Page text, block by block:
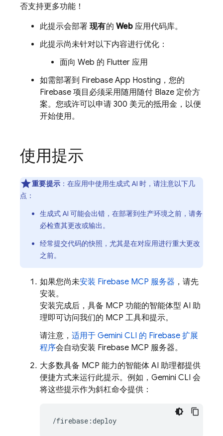
否支持更多功能！
此提示会部署 现有的 Web 应用代码库。
此提示尚未针对以下内容进行优化：
面向 Web 的 Flutter 应用
如需部署到 Firebase App Hosting，您的
Firebase 项目必须采用随用随付 Blaze 定价方
案。您或许可以申请 300 美元的抵用金，以便
开始使用。
使用提示
重要提示 ：在应用中使用生成式 AI 时，请注意以下几
点：
生成式 AI 可能会出错，在部署到生产环境之前，请务
必检查其更改或输出。
经常提交代码的快照，尤其是在对应用进行重大更改
之前。
如果您尚未安装 Firebase MCP 服务器 ，请先
安装。
安装完成后，具备 MCP 功能的智能体型 AI 助
理即可访问我们的 MCP 工具和提示。
请注意， 适用于 Gemini CLI 的 Firebase 扩展
程序会自动安装 Firebase MCP 服务器。
大多数具备 MCP 能力的智能体 AI 助理都提供
便捷方式来运行此提示。例如，Gemini CLI 会
将这些提示作为斜杠命令提供：